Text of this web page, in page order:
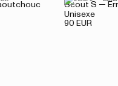
Scout S —
Unisexe
90 EUR